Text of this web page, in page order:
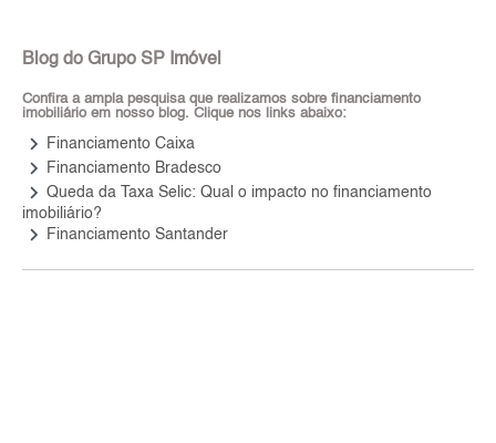
Blog do Grupo SP Imóvel
Confira a ampla pesquisa que realizamos sobre financiamento
imobiliário em nosso blog. Clique nos links abaixo:
keyboard_arrow_right Financiamento Caixa
keyboard_arrow_right Financiamento Bradesco
keyboard_arrow_right Queda da Taxa Selic: Qual o impacto no financiamento
imobiliário?
keyboard_arrow_right Financiamento Santander